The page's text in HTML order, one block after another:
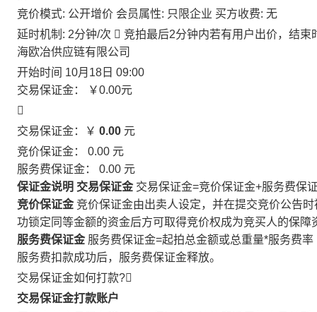
竞价模式: 公开增价 会员属性: 只限企业 买方收费: 无
延时机制: 2分钟/次  竞拍最后2分钟内若有用户出价，结
海欧冶供应链有限公司
开始时间 10月18日 09:00
交易保证金：
￥0.00元

交易保证金：￥ 0.00 元
竞价保证金： 0.00 元
服务费保证金： 0.00 元
保证金说明 交易保证金 交易保证金=竞价保证金+服务费保
竞价保证金 竞价保证金由出卖人设定，并在提交竞价公告
功锁定同等金额的资金后方可取得竞价权成为竞买人的保障
服务费保证金 服务费保证金=起拍总金额或总重量*服务费率
服务费扣款成功后，服务费保证金释放。
交易保证金如何打款?
交易保证金打款账户